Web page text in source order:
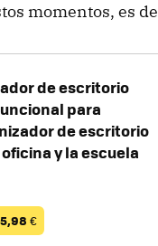
momentos, es de
de escritorio
para
de escritorio
y la escuela
€